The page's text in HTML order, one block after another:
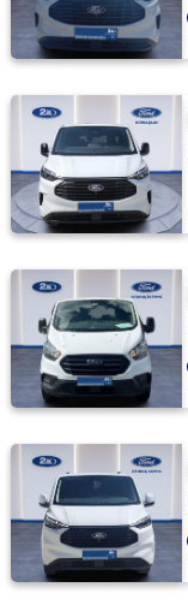
TDCI
310 L
TREND
2.2
TDCI
310 S
2.2
TDCI
310 S
TREND
310
S
Trend
320 S
320L
2.0L
EcoBlue
Deluxe
340 L
Trend